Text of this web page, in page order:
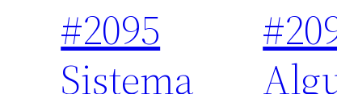
#2095
Sistema